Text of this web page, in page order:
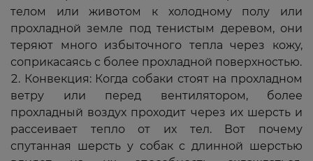
телом или животом к холодному полу или
прохладной земле под тенистым деревом, они
теряют много избыточного тепла через кожу,
соприкасаясь с более прохладной поверхностью.
Конвекция: Когда собаки стоят на прохладном
ветру или перед вентилятором, более
прохладный воздух проходит через их шерсть и
рассеивает тепло от их тел. Вот почему
спутанная шерсть у собак с длинной шерстью